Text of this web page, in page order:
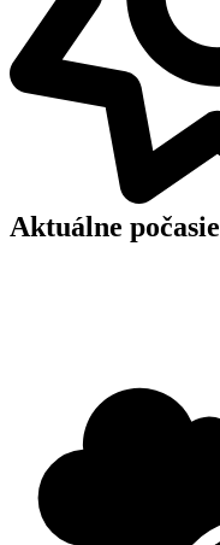
Aktuálne počasie